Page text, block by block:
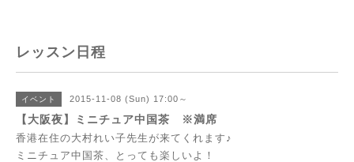
レッスン日程
イベント 2015-11-08 (Sun) 17:00～
【大阪夜】ミニチュア中国茶 ※満席
香港在住の大村れい子先生が来てくれます♪
ミニチュア中国茶、とっても楽しいよ！